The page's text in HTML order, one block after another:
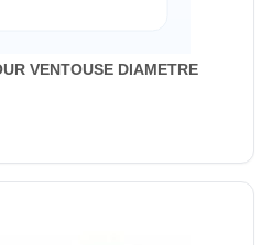
VENTOUSE DIAMETRE